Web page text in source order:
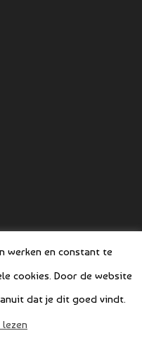
werken en constant te
cookies. Door de website
dat je dit goed vindt.
lezen